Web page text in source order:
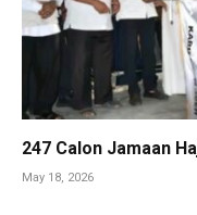
247 Calon Jamaan
May 18, 2026